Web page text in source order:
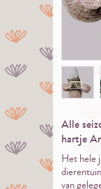
Alle
hartje
Het hele
van